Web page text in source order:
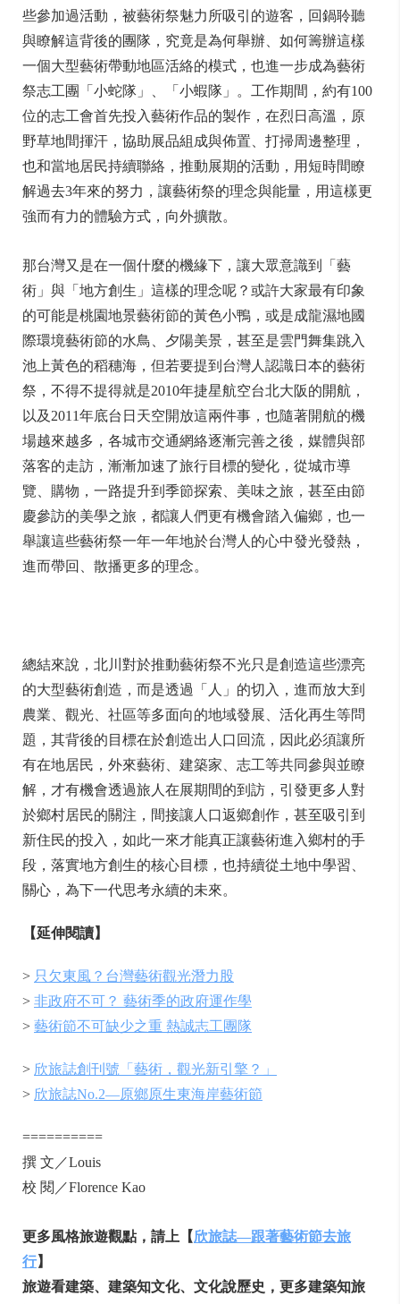
些參加過活動，被藝術祭魅力所吸引的遊客，回鍋聆聽
與瞭解這背後的團隊，究竟是為何舉辦、如何籌辦這樣
一個大型藝術帶動地區活絡的模式，也進一步成為藝術
祭志工團「小蛇隊」、「小蝦隊」。工作期間，約有100
位的志工會首先投入藝術作品的製作，在烈日高溫，原
野草地間揮汗，協助展品組成與佈置、打掃周邊整理，
也和當地居民持續聯絡，推動展期的活動，用短時間瞭
解過去3年來的努力，讓藝術祭的理念與能量，用這樣更
強而有力的體驗方式，向外擴散。
那台灣又是在一個什麼的機緣下，讓大眾意識到「藝
術」與「地方創生」這樣的理念呢？或許大家最有印象
的可能是桃園地景藝術節的黃色小鴨，或是成龍濕地國
際環境藝術節的水鳥、夕陽美景，甚至是雲門舞集跳入
池上黃色的稻穗海，但若要提到台灣人認識日本的藝術
祭，不得不提得就是2010年捷星航空台北大阪的開航，
以及2011年底台日天空開放這兩件事，也隨著開航的機
場越來越多，各城市交通網絡逐漸完善之後，媒體與部
落客的走訪，漸漸加速了旅行目標的變化，從城市導
覽、購物，一路提升到季節探索、美味之旅，甚至由節
慶參訪的美學之旅，都讓人們更有機會踏入偏鄉，也一
舉讓這些藝術祭一年一年地於台灣人的心中發光發熱，
進而帶回、散播更多的理念。
總結來說，北川對於推動藝術祭不光只是創造這些漂亮
的大型藝術創造，而是透過「人」的切入，進而放大到
農業、觀光、社區等多面向的地域發展、活化再生等問
題，其背後的目標在於創造出人口回流，因此必須讓所
有在地居民，外來藝術、建築家、志工等共同參與並瞭
解，才有機會透過旅人在展期間的到訪，引發更多人對
於鄉村居民的關注，間接讓人口返鄉創作，甚至吸引到
新住民的投入，如此一來才能真正讓藝術進入鄉村的手
段，落實地方創生的核心目標，也持續從土地中學習、
關心，為下一代思考永續的未來。
【延伸閱讀】
> 只欠東風？台灣藝術觀光潛力股
> 非政府不可？ 藝術季的政府運作學
> 藝術節不可缺少之重 熱誠志工團隊
> 欣旅誌創刊號「藝術，觀光新引擎？」
> 欣旅誌No.2—原鄉原生東海岸藝術節
==========
撰 文／Louis
校 閱／Florence Kao
更多風格旅遊觀點，請上【欣旅誌—跟著藝術節去旅
行】
旅遊看建築、建築知文化、文化說歷史，更多建築知旅